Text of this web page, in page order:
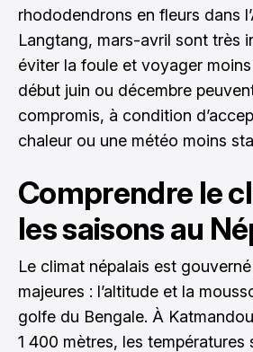
rhododendrons en fleurs dans
Langtang, mars-avril sont très
éviter la foule et voyager
début juin ou décembre
compromis, à condition
chaleur ou une météo moins
Comprendre le
les saisons au
Le climat népalais est
majeures : l’altitude et la
golfe du Bengale. À
1 400 mètres, les températures